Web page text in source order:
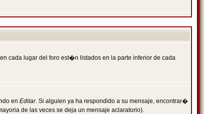
cada lugar del foro est�n listados en la parte inferior de cada
en Editar. Si alguien ya ha respondido a su mensaje, encontrar�
de las veces se deja un mensaje aclaratorio).